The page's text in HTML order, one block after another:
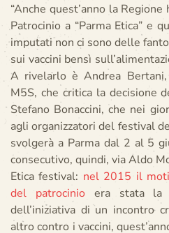
“Anche quest’anno la
Patrocinio a “Parma Etica” e
imputati non ci sono delle
sui vaccini bensì
A rivelarlo è Andrea
M5S, che critica la decisione
Stefano Bonaccini, che nei
agli organizzatori del festival
svolgerà a Parma dal 2 al 5
consecutivo, quindi, via Aldo
Etica festival: nel 2015 il
del patrocinio era stata la
dell’iniziativa di un incontro
altro contro i vaccini,